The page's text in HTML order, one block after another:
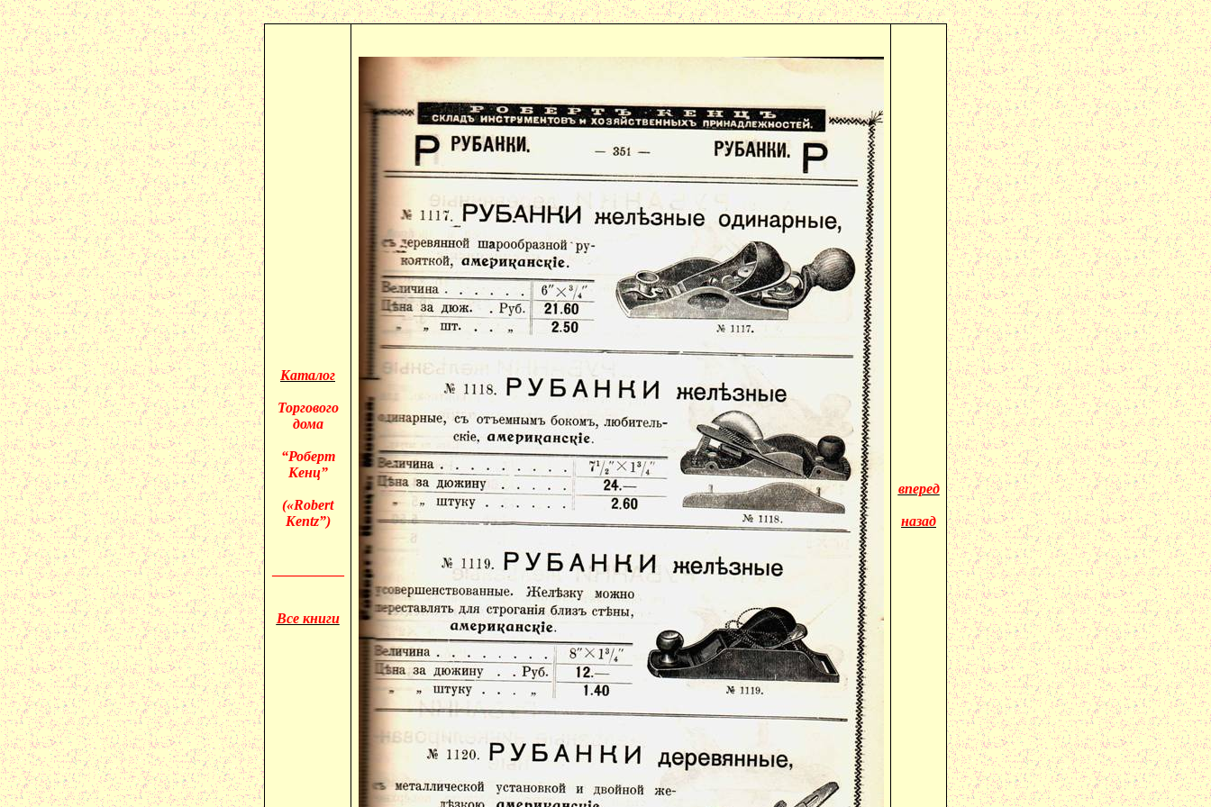
Каталог
Торгового
дома
“Роберт
Кенц”
(«Robert
Kentz”)
Все книги
вперед
назад